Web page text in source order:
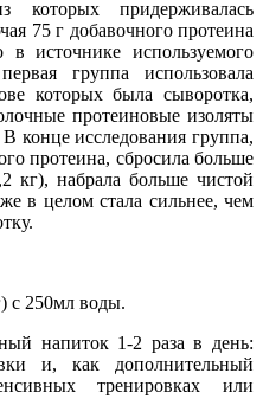
придерживалась
75 г добавочного протеина
источнике используемого
группа использовала
которых была сыворотка,
протеиновые изоляты
конце исследования группа,
протеина, сбросила больше
кг), набрала больше чистой
в целом стала сильнее, чем
с 250мл воды.
напиток 1-2 раза в день:
и, как дополнительный
тренировках или